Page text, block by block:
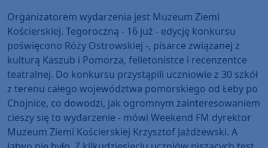
Organizatorem wydarzenia jest Muzeum Ziemi
Kościerskiej. Tegoroczną - 16 już - edycję konkursu
poświęcono Róży Ostrowskiej -, pisarce związanej z
kulturą Kaszub i Pomorza, felietonistce i recenzentce
teatralnej. Do konkursu przystąpili uczniowie z 30 szkół
z terenu całego województwa pomorskiego od Łeby po
Chojnice, co dowodzi, jak ogromnym zainteresowaniem
cieszy się to wydarzenie - mówi Weekend FM dyrektor
Muzeum Ziemi Kościerskiej Krzysztof Jażdżewski. A